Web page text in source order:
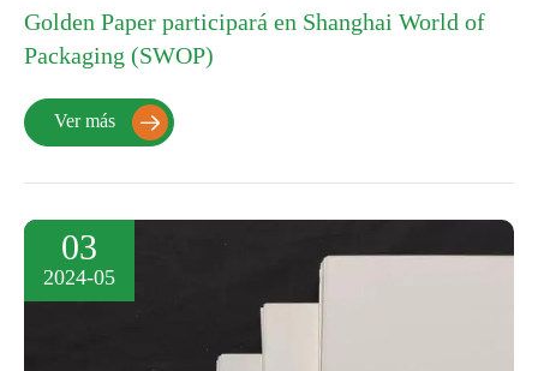
Golden Paper participará en Shanghai World of
Packaging (SWOP)
Ver más 
03
2024-05